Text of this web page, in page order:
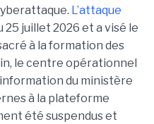
L’attaque
25 juillet 2026 et a visé le
à la formation des
le centre opérationnel
du ministère
à la plateforme
été suspendus et